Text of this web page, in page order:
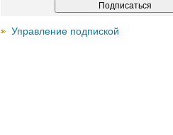
Управление подпиской